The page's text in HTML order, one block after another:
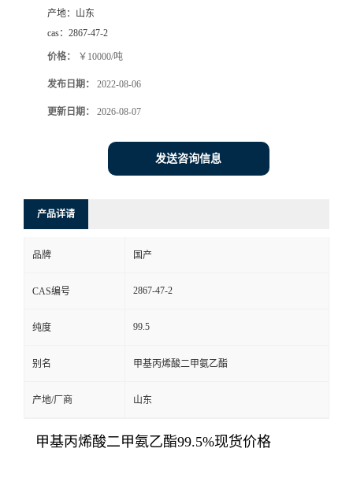
产地： 山东
cas： 2867-47-2
价格： ￥10000/吨
发布日期： 2022-08-06
更新日期： 2026-08-07
发送咨询信息
产品详请
品牌 国产
CAS编号 2867-47-2
纯度 99.5
别名 甲基丙烯酸二甲氨乙酯
产地/厂商 山东
甲基丙烯酸二甲氨乙酯99.5%现货价格